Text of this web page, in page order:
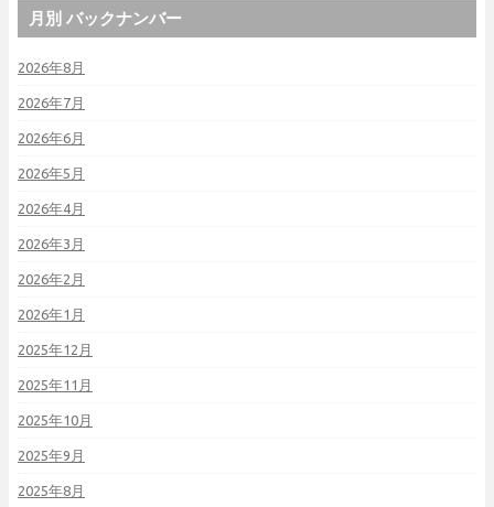
月別 バックナンバー
2026年8月
2026年7月
2026年6月
2026年5月
2026年4月
2026年3月
2026年2月
2026年1月
2025年12月
2025年11月
2025年10月
2025年9月
2025年8月